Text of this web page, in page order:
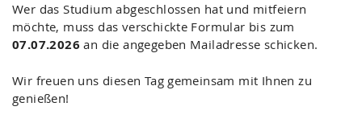
Wer das Studium abgeschlossen hat und mitfeiern
möchte, muss das verschickte Formular bis zum
07.07.2026 an die angegeben Mailadresse schicken.
Wir freuen uns diesen Tag gemeinsam mit Ihnen zu
genießen!